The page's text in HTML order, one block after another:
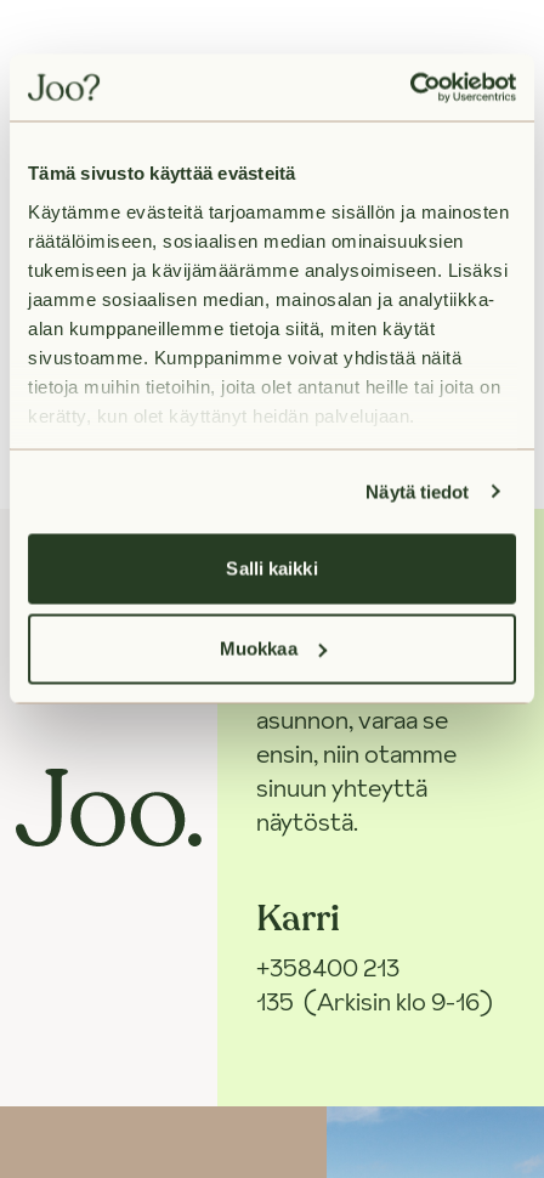
Tämä sivusto käyttää evästeitä
Käytämme evästeitä tarjoamamme sisällön ja mainosten
räätälöimiseen, sosiaalisen median ominaisuuksien
tukemiseen ja kävijämäärämme analysoimiseen. Lisäksi
jaamme sosiaalisen median, mainosalan ja analytiikka-
alan kumppaneillemme tietoja siitä, miten käytät
sivustoamme. Kumppanimme voivat yhdistää näitä
tietoja muihin tietoihin, joita olet antanut heille tai joita on
kerätty, kun olet käyttänyt heidän palvelujaan.
Näytä tiedot
Salli kaikki
Muokkaa
Palvelut lähellä
Liikenneyhteydet lähellä
Miten voin
auttaa?
Jos haluat nähdä
asunnon, varaa se
ensin, niin otamme
sinuun yhteyttä
näytöstä.
Karri
+358400 213
135 (Arkisin klo 9-16)